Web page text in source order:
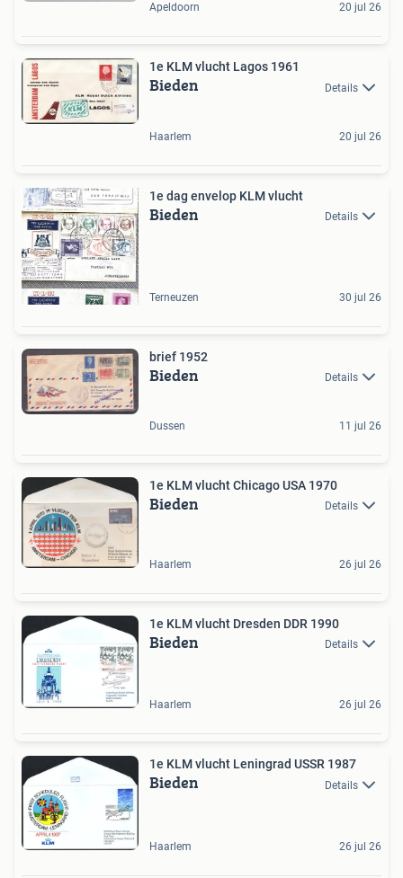
Apeldoorn 20 jul 26
1e KLM vlucht Lagos 1961
Bieden Details
Haarlem 20 jul 26
1e dag envelop KLM vlucht
Bieden Details
Terneuzen 30 jul 26
brief 1952
Bieden Details
Dussen 11 jul 26
1e KLM vlucht Chicago USA 1970
Bieden Details
Haarlem 26 jul 26
1e KLM vlucht Dresden DDR 1990
Bieden Details
Haarlem 26 jul 26
1e KLM vlucht Leningrad USSR 1987
Bieden Details
Haarlem 26 jul 26